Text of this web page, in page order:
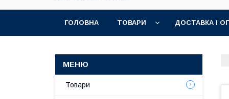
ГОЛОВНА ТОВАРИ ДОСТАВКА І
Товари